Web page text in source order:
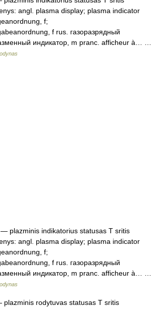
angl. plasma display; plasma indicator
f;
f rus. газоразрядный
индикатор, m pranc. afficheur à… …
plazminis indikatorius statusas T sritis
angl. plasma display; plasma indicator
f;
f rus. газоразрядный
индикатор, m pranc. afficheur à… …
rodytuvas statusas T sritis